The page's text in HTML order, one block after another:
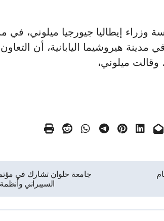
رئيسة وزراء إيطاليا جيورجيا ميلوني،
هيروشيما اليابانية، أن التعاون
وقالت ميلوني،
أمام
جامعة حلوان تشارك في
السيبراني